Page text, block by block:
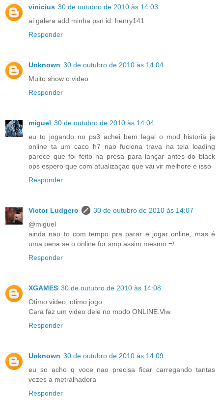
vinicius 30 de outubro de 2010 às 14:03
ai galera add minha psn id: henry141
Responder
Unknown 30 de outubro de 2010 às 14:04
Muito show o video
Responder
miguel 30 de outubro de 2010 às 14:04
eu to jogando no ps3 achei bem legal o mod historia ja
online ta um caco h7 nao fuciona trava na tela loading
parece que foi feito na presa para lançar antes do black
ops espero que com atualizaçao que vai vir melhore e isso
Responder
Victor Ludgero
30 de outubro de 2010 às 14:07
@miguel
ainda nao to com tempo pra parar e jogar online, mas é
uma pena se o online for smp assim mesmo =/
Responder
XGAMES 30 de outubro de 2010 às 14:08
Otimo video, otimo jogo.
Cara faz um video dele no modo ONLINE.Vlw.
Responder
Unknown 30 de outubro de 2010 às 14:09
eu so acho q voce nao precisa ficar carregando tantas
vezes a metralhadora
Responder